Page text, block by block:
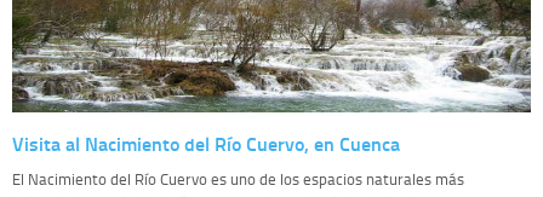
Visita al Nacimiento del Río Cuervo, en Cuenca
El Nacimiento del Río Cuervo es uno de los espacios naturales más